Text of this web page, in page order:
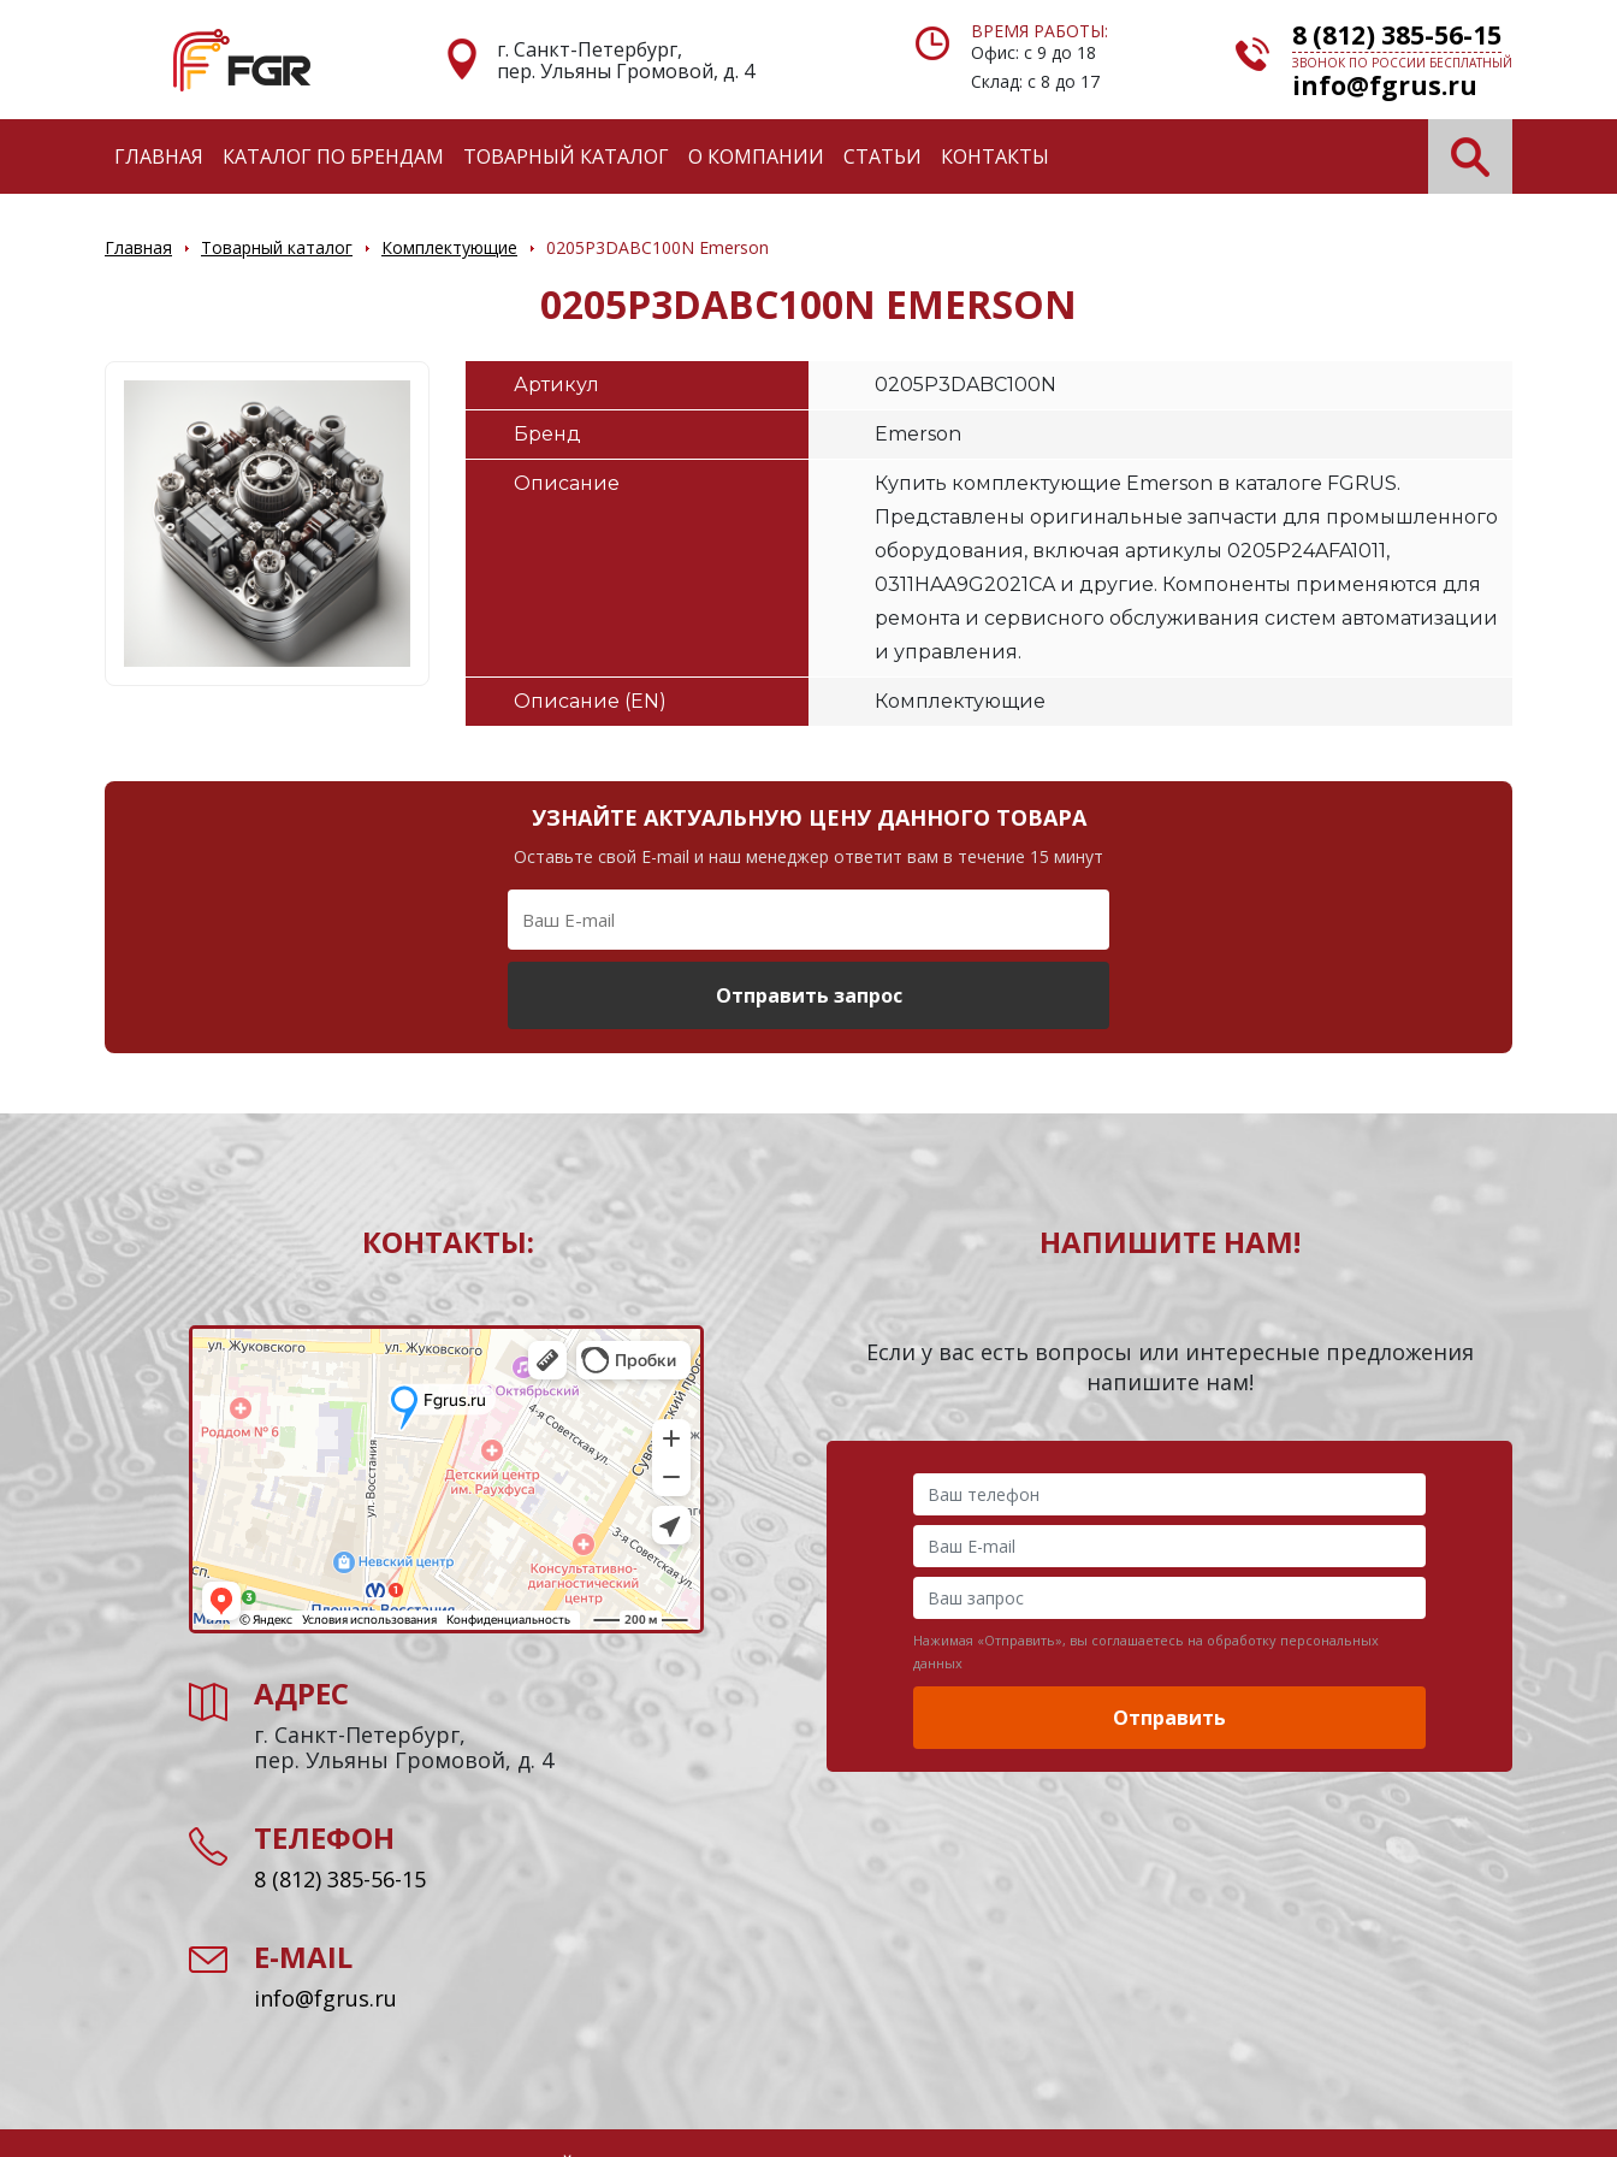
г. Санкт-Петербург,
пер. Ульяны Громовой, д. 4
ВРЕМЯ РАБОТЫ:
Офис: с 9 до 18
Склад: с 8 до 17
8 (812) 385-56-15
ЗВОНОК ПО РОССИИ БЕСПЛАТНЫЙ
info@fgrus.ru
ГЛАВНАЯ КАТАЛОГ ПО БРЕНДАМ ТОВАРНЫЙ КАТАЛОГ О КОМПАНИИ СТАТЬИ КОНТАКТЫ
Главная Товарный каталог Комплектующие 0205P3DABC100N Emerson
0205P3DABC100N EMERSON
Артикул 0205P3DABC100N
Бренд Emerson
Описание
Купить комплектующие Emerson в каталоге FGRUS.
Представлены оригинальные запчасти для промышленного
оборудования, включая артикулы 0205P24AFA1011,
0311HAA9G2021CA и другие. Компоненты применяются для
ремонта и сервисного обслуживания систем автоматизации
и управления.
Описание (EN) Комплектующие
УЗНАЙТЕ АКТУАЛЬНУЮ ЦЕНУ ДАННОГО ТОВАРА
Оставьте свой E-mail и наш менеджер ответит вам в течение 15 минут
Отправить запрос
КОНТАКТЫ:
АДРЕС
г. Санкт-Петербург,
пер. Ульяны Громовой, д. 4
ТЕЛЕФОН
8 (812) 385-56-15
E-MAIL
info@fgrus.ru
НАПИШИТЕ НАМ!
Если у вас есть вопросы или интересные предложения
напишите нам!
Нажимая «Отправить», вы соглашаетесь на обработку персональных
данных
Отправить